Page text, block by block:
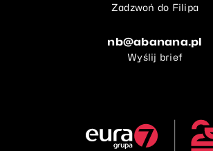
Zadzwoń do Filipa
nb@abanana.pl
Wyślij brief